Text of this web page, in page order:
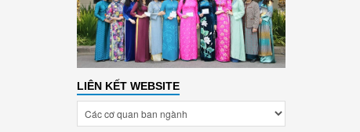
LIÊN KẾT WEBSITE